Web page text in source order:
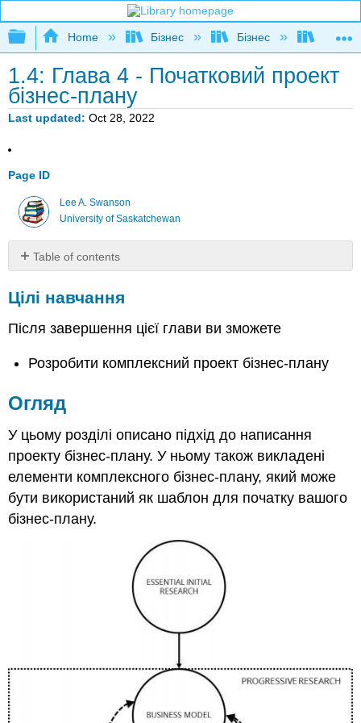
Expand/collapse global hierarchy
Home Бізнес Бізнес
1.4: Глава 4 - Початковий проект
бізнес-плану
Last updated Oct 28, 2022
Page ID
Lee A. Swanson
University of Saskatchewan
Table of contents
навчання
Ефективні
плани
проекту
бізнес-
плану
Формат
загального
бізнес-
плану
Передавальний
Список
Цілі навчання
Після завершення цієї глави ви зможете
Розробити комплексний проект бізнес-плану
Огляд
У цьому розділі описано підхід до написання
проекту бізнес-плану. У ньому також викладені
елементи комплексного бізнес-плану, який може
бути використаний як шаблон для початку вашого
бізнес-плану.